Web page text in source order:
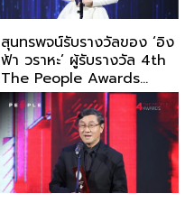
สุนทรพจน์รับรางวัลของ ‘อิง
ฟ้า วราหะ’ ผู้รับรางวัล 4th
The People Awards
2025